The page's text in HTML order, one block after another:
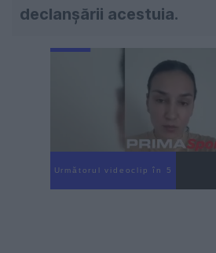
declanșării acestuia.
Următorul videoclip în 4